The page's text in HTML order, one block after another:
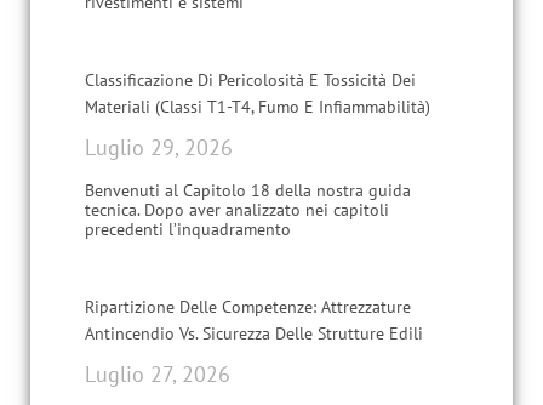
Classificazione Di Pericolosità E Tossicità Dei
Materiali (Classi T1-T4, Fumo E Infiammabilità)
Luglio 29, 2026
Benvenuti al Capitolo 18 della nostra guida
tecnica. Dopo aver analizzato nei capitoli
precedenti l’inquadramento
Ripartizione Delle Competenze: Attrezzature
Antincendio Vs. Sicurezza Delle Strutture Edili
Luglio 27, 2026